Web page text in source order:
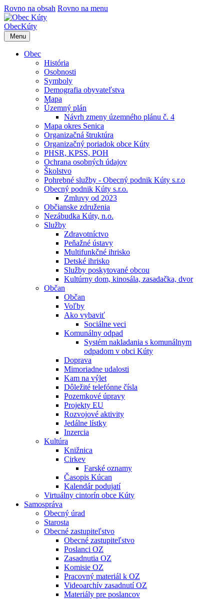
Rovno na obsah Rovno na menu
ObecKúty
Menu
Obec
História
Osobnosti
Symboly
Demografia obyvateľstva
Mapa
Územný plán
Návrh zmeny územného plánu č. 4
Mapa okres Senica
Organizačná štruktúra
Organizačný poriadok obce Kúty
PHSR, KPSS, POH
Ochrana osobných údajov
Školstvo
Pohrebné služby - Obecný podnik Kúty s.r.o
Obecný podnik Kúty s.r.o.
Zmluvy od 2023
Občianske združenia
Nezábudka Kúty, n.o.
Služby
Zdravotníctvo
Peňažné ústavy
Multifunkčné ihrisko
Detské ihrisko
Služby poskytované obcou
Kultúrny dom, kinosála, zasadačka, dvor
Občan
Občan
Voľby
Ako vybaviť
Sociálne veci
Komunálny odpad
Systém nakladania s komunálnym
odpadom v obci Kúty
Doprava
Mimoriadne udalosti
Kam na výlet
Dôležité telefónne čísla
Pozemkové úpravy
Projekty EU
Rozvojové aktivity
Jedálne lístky
Inzercia
Kultúra
Knižnica
Cirkev
Farské oznamy
Časopis Kúcan
Kalendár podujatí
Virtuálny cintorín obce Kúty
Samospráva
Obecný úrad
Starosta
Obecné zastupiteľstvo
Obecné zastupiteľstvo
Poslanci OZ
Zasadnutia OZ
Komisie OZ
Pracovný materiál k OZ
Videoarchív zasadnutí OZ
Materiály pre poslancov